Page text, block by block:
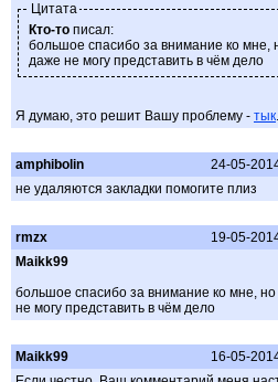
Цитата
Кто-то писал:
большое спасибо за внимание ко мне,
даже не могу представить в чём дело
Я думаю, это решит Вашу проблему - тык.
amphibolin
24-05-
не удаляются закладки помогите плиз
rmzx
19-05-
Maikk99
большое спасибо за внимание ко мне, но
не могу представить в чём дело
Maikk99
16-05-